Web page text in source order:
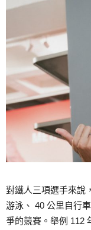
對鐵人三項選手來說
游泳、 40 公里自行
爭的競賽。舉例 112